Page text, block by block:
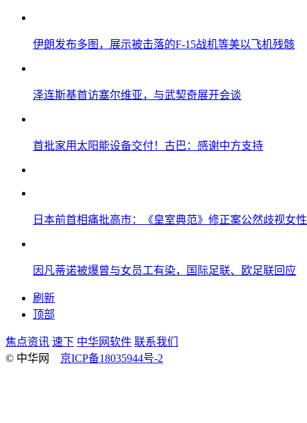
伊朗发布多图，展示被击落的F-15战机等美以飞机残骸
泽连斯基首访塞尔维亚，与武契奇展开会谈
首批家用太阳能设备交付！古巴：感谢中方支持
日本前首相痛批高市：《皇室典范》修正案公然歧视女性
因凡蒂诺被爆曾与女员工有染，国际足联、欧足联回应
刷新
顶部
焦点资讯 速下 中华网软件 联系我们
© 中华网 京ICP备18035944号-2